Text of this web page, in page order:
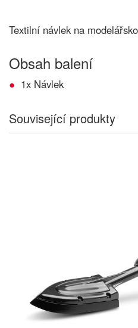
Textilní návlek na
Obsah balení
1x Návlek
Související produkty